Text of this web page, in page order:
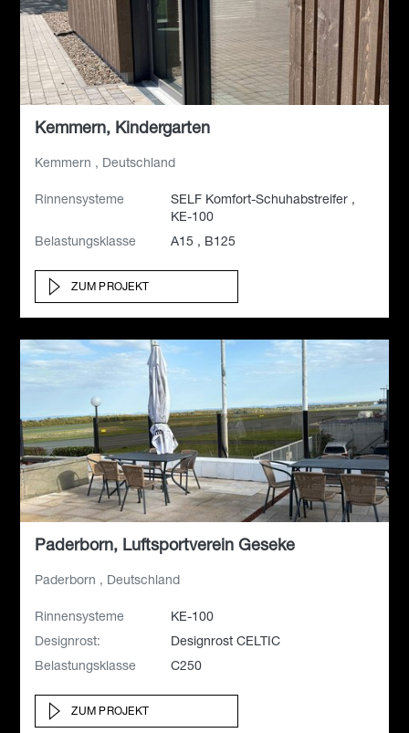
Kemmern, Kindergarten
Kemmern , Deutschland
Rinnensysteme
SELF Komfort-Schuhabstreifer ,
KE-100
Belastungsklasse
A15 , B125
ZUM PROJEKT
Paderborn, Luftsportverein Geseke
Paderborn , Deutschland
Rinnensysteme
KE-100
Designrost:
Designrost CELTIC
Belastungsklasse
C250
ZUM PROJEKT